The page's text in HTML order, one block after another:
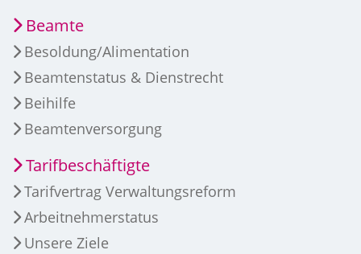
Beamte
Besoldung/Alimentation
Beamtenstatus & Dienstrecht
Beihilfe
Beamtenversorgung
Tarifbeschäftigte
Tarifvertrag Verwaltungsreform
Arbeitnehmerstatus
Unsere Ziele